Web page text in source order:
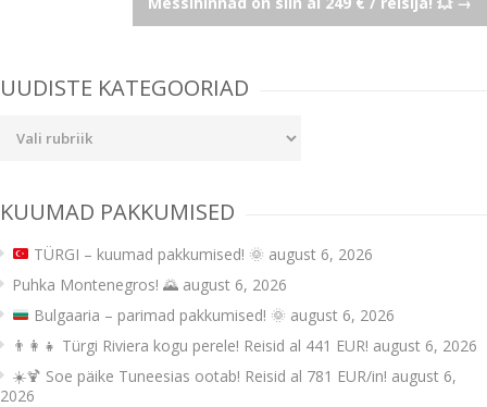
navigation
UUDISTE KATEGOORIAD
KUUMAD PAKKUMISED
TÜRGI – kuumad pakkumised! 🌞 august 6, 2026
Puhka Montenegros! 🌄 august 6, 2026
Bulgaaria – parimad pakkumised! 🌞 august 6, 2026
👨‍👩‍👧 Türgi Riviera kogu perele! Reisid al 441 EUR! august 6, 2026
☀️🍹 Soe päike Tuneesias ootab! Reisid al 781 EUR/in! august 6,
2026